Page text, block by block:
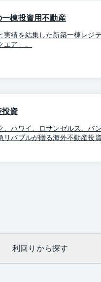
棟投資用不動産
実績を結集した新築一棟レジ
エア」。
資
、ハワイ、ロサンゼルス、バン
リバブルが贈る海外不動産投資
利回りから探す